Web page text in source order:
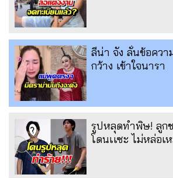
ลีน่า จัง ลั่นข้อควา
กว้าง เข้าใจนารา
รูปหลุดทำพิษ! ลูก
โดนเเซะ ไม่หล่อเ